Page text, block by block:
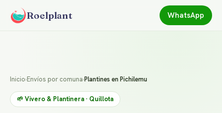
Roelplant WhatsApp
Inicio›Envíos por comuna›Plantines en Pichilemu
🌱 Vivero & Plantinera · Quillota